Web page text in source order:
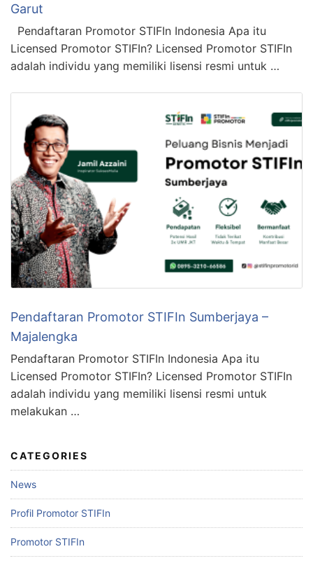
Garut
Pendaftaran Promotor STIFIn Indonesia Apa itu
Licensed Promotor STIFIn? Licensed Promotor STIFIn
adalah individu yang memiliki lisensi resmi untuk …
Pendaftaran Promotor STIFIn Sumberjaya –
Majalengka
Pendaftaran Promotor STIFIn Indonesia Apa itu
Licensed Promotor STIFIn? Licensed Promotor STIFIn
adalah individu yang memiliki lisensi resmi untuk
melakukan …
CATEGORIES
News
Profil Promotor STIFIn
Promotor STIFIn